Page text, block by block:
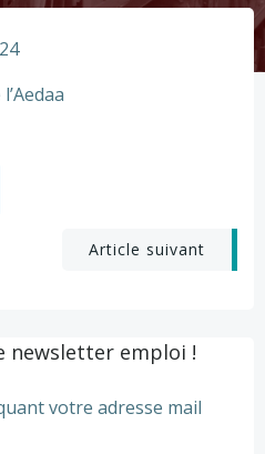
PostArticle suivant
newsletter emploi !
votre adresse mail